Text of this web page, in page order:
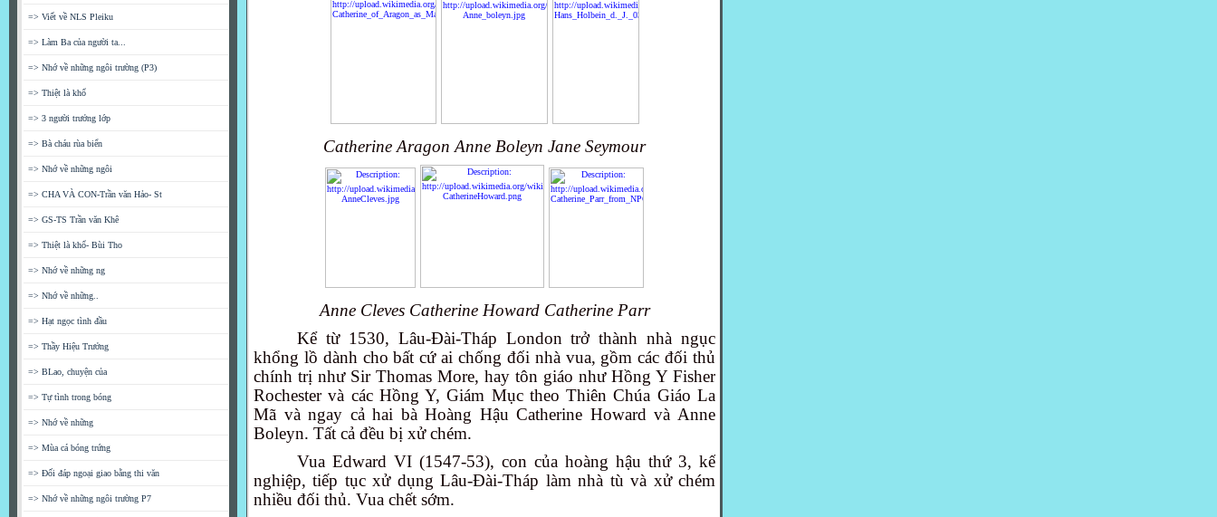
=> Viết về NLS Pleiku
=> Làm Ba của người ta...
=> Nhớ về những ngôi trường (P3)
=> Thiệt là khổ
=> 3 người trưởng lớp
=> Bà cháu rùa biển
=> Nhớ về những ngôi
=> CHA VÀ CON-Trần văn Hảo- St
=> GS-TS Trần văn Khê
=> Thiệt là khổ- Bùi Tho
=> Nhớ về những ng
=> Nhớ về những..
=> Hạt ngọc tình đầu
=> Thầy Hiệu Trưởng
=> BLao, chuyện của
=> Tự tình trong bóng
=> Nhớ về những
=> Mùa cá bóng trứng
=> Đối đáp ngoại giao bằng thi văn
=> Nhớ về những ngôi trường P7
Catherine Aragon Anne Boleyn Jane Seymour
Anne Cleves Catherine Howard Catherine Parr
Kể từ 1530, Lâu-Đài-Tháp London trở thành nhà ngục
khổng lồ dành cho bất cứ ai chống đối nhà vua, gồm các đối thủ
chính trị như Sir Thomas More, hay tôn giáo như Hồng Y Fisher
Rochester và các Hồng Y, Giám Mục theo Thiên Chúa Giáo La
Mã và ngay cả hai bà Hoàng Hậu Catherine Howard và Anne
Boleyn. Tất cả đều bị xử chém.
Vua Edward VI (1547-53), con của hoàng hậu thứ 3, kế
nghiệp, tiếp tục xử dụng Lâu-Đài-Tháp làm nhà tù và xử chém
nhiều đối thủ. Vua chết sớm.